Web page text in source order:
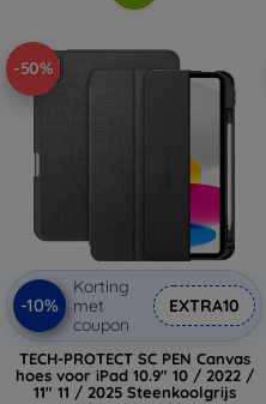
-50%
-10%
Korting
met
coupon
EXTRA10
TECH-PROTECT SC PEN Canvas
hoes voor iPad 10.9" 10 / 2022 /
11" 11 / 2025 Steenkoolgrijs